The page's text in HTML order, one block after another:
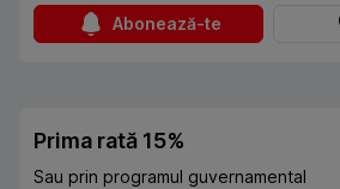
Abonează-te
Prima rată 15%
Sau prin programul guvernamental